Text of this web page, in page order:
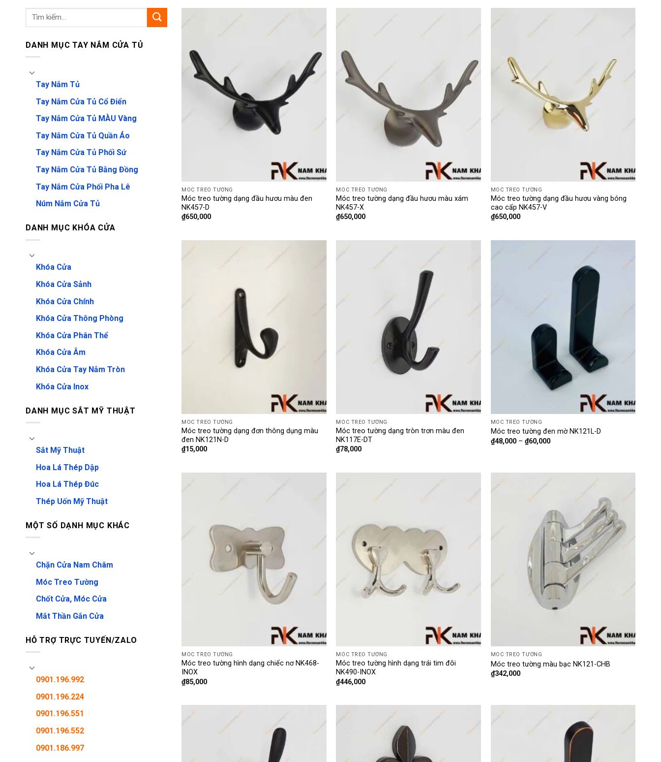
Tìm
DANH MỤC TAY NẮM CỬA TỦ
Tay Nắm Tủ
Tay Nắm Cửa Tủ Cổ Điển
Tay Nắm Cửa Tủ MÀU Vàng
Tay Nắm Cửa Tủ Quần Áo
Tay Nắm Cửa Tủ Phối Sứ
Tay Nắm Cửa Tủ Bằng Đồng
Tay Nắm Cửa Phối Pha Lê
Núm Nắm Cửa Tủ
DANH MỤC KHÓA CỬA
Khóa Cửa
Khóa Cửa Sảnh
Khóa Cửa Chính
Khóa Cửa Thông Phòng
Khóa Cửa Phân Thể
Khóa Cửa Âm
Khóa Cửa Tay Nắm Tròn
Khóa Cửa Inox
DANH MỤC SẮT MỸ THUẬT
Sắt Mỹ Thuật
Hoa Lá Thép Dập
Hoa Lá Thép Đúc
Thép Uốn Mỹ Thuật
MỘT SỐ DẠNH MỤC KHÁC
Chặn Cửa Nam Châm
Móc Treo Tường
Chốt Cửa, Móc Cửa
Mắt Thần Gắn Cửa
HỖ TRỢ TRỰC TUYẾN/ZALO
0901.196.992
0901.196.224
0901.196.551
0901.196.552
0901.186.997
MÓC TREO TƯỜNG
Móc treo tường dạng đầu hươu màu đen
NK457-D
₫650,000
MÓC TREO TƯỜNG
Móc treo tường dạng đầu hươu màu xám
NK457-X
₫650,000
MÓC TREO TƯỜNG
Móc treo tường dạng đầu hươu vàng bóng
cao cấp NK457-V
₫650,000
MÓC TREO TƯỜNG
Móc treo tường dạng đơn thông dụng màu
đen NK121N-D
₫15,000
MÓC TREO TƯỜNG
Móc treo tường dạng tròn trơn màu đen
NK117E-DT
₫78,000
MÓC TREO TƯỜNG
Móc treo tường đen mờ NK121L-D
₫48,000– ₫60,000
MÓC TREO TƯỜNG
Móc treo tường hình dạng chiếc nơ NK468-
INOX
₫85,000
MÓC TREO TƯỜNG
Móc treo tường hình dạng trái tim đôi
NK490-INOX
₫446,000
MÓC TREO TƯỜNG
Móc treo tường màu bạc NK121-CHB
₫342,000